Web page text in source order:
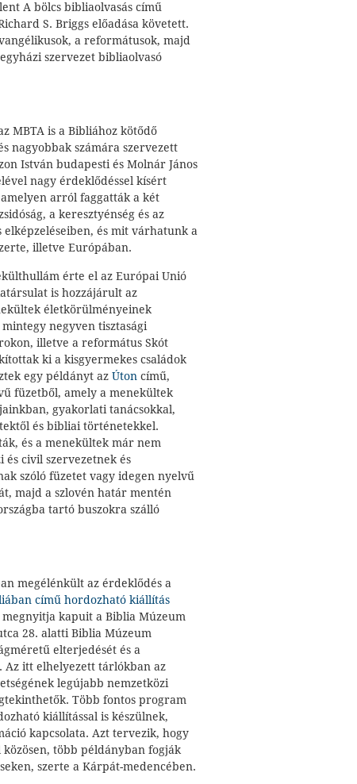
A bölcs bibliaolvasás című
S. Briggs előadása követett.
a reformátusok, majd
szervezet bibliaolvasó
MBTA is a Bibliához kötődő
nagyobbak számára szervezett
István budapesti és Molnár János
nagy érdeklődéssel kísért
arról faggatták a két
a keresztyénség és az
elképzeléseiben, és mit várhatunk a
illetve Európában.
érte el az Európai Unió
is hozzájárult az
életkörülményeinek
negyven tisztasági
illetve a református Skót
ki a kisgyermekes családok
egy példányt az Úton című,
füzetből, amely a menekültek
gyakorlati tanácsokkal,
és bibliai történetekkel.
és a menekültek már nem
civil szervezetnek és
szóló füzetet vagy idegen nyelvű
majd a szlovén határ mentén
tartó buszokra szálló
megélénkült az érdeklődés a
című hordozható kiállítás
kapuit a Biblia Múzeum
28. alatti Biblia Múzeum
elterjedését és a
itt elhelyezett tárlókban az
legújabb nemzetközi
Több fontos program
kiállítással is készülnek,
kapcsolata. Azt tervezik, hogy
több példányban fogják
szerte a Kárpát-medencében.